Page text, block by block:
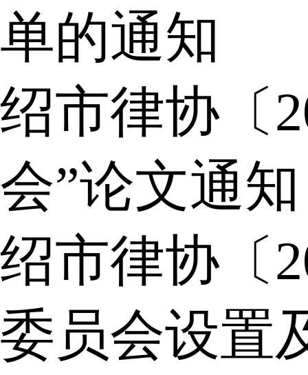
单的通知
绍市律协〔
会”论文通知
绍市律协〔
委员会设置